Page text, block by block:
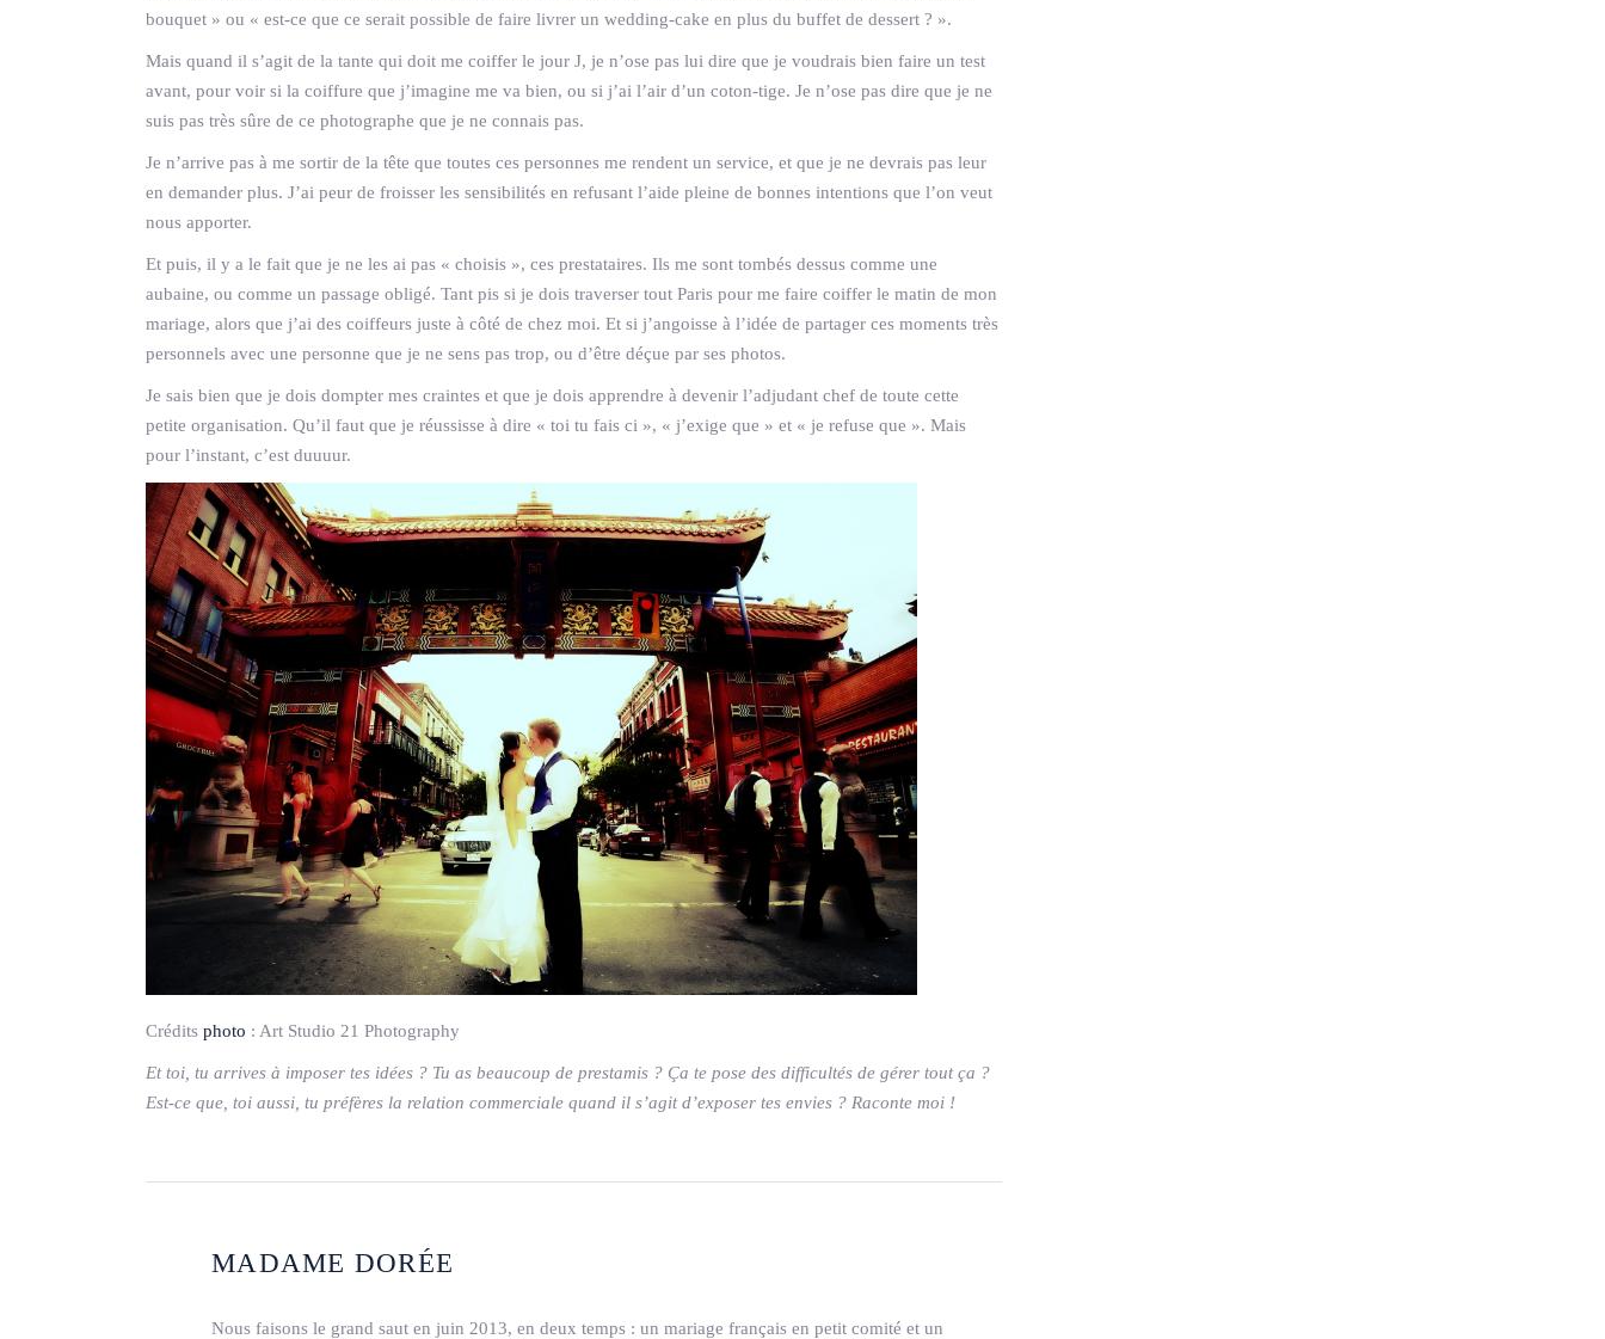
bouquet » ou « est-ce que ce serait possible de faire livrer un wedding-cake en plus du buffet de dessert ? ».
Mais quand il s’agit de la tante qui doit me coiffer le jour J, je n’ose pas lui dire que je voudrais bien faire un test
avant, pour voir si la coiffure que j’imagine me va bien, ou si j’ai l’air d’un coton-tige. Je n’ose pas dire que je ne
suis pas très sûre de ce photographe que je ne connais pas.
Je n’arrive pas à me sortir de la tête que toutes ces personnes me rendent un service, et que je ne devrais pas leur
en demander plus. J’ai peur de froisser les sensibilités en refusant l’aide pleine de bonnes intentions que l’on veut
nous apporter.
Et puis, il y a le fait que je ne les ai pas « choisis », ces prestataires. Ils me sont tombés dessus comme une
aubaine, ou comme un passage obligé. Tant pis si je dois traverser tout Paris pour me faire coiffer le matin de mon
mariage, alors que j’ai des coiffeurs juste à côté de chez moi. Et si j’angoisse à l’idée de partager ces moments très
personnels avec une personne que je ne sens pas trop, ou d’être déçue par ses photos.
Je sais bien que je dois dompter mes craintes et que je dois apprendre à devenir l’adjudant chef de toute cette
petite organisation. Qu’il faut que je réussisse à dire « toi tu fais ci », « j’exige que » et « je refuse que ». Mais
pour l’instant, c’est duuuur.
Crédits photo : Art Studio 21 Photography
Et toi, tu arrives à imposer tes idées ? Tu as beaucoup de prestamis ? Ça te pose des difficultés de gérer tout ça ?
Est-ce que, toi aussi, tu préfères la relation commerciale quand il s’agit d’exposer tes envies ? Raconte moi !
MADAME DORÉE
Nous faisons le grand saut en juin 2013, en deux temps : un mariage français en petit comité et un